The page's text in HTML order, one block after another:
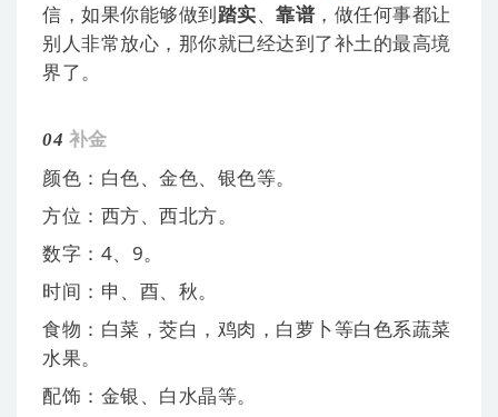
信，如果你能够做到踏实、 靠谱，做任何事都让
别人非常放心，那你就已经达到了补土的最高境
界了。
04 补金
颜色：白色、金色、银色等。
方位：西方、西北方。
数字：4、9。
时间：申、酉、秋。
食物：白菜，茭白，鸡肉，白萝卜等白色系蔬菜
水果。
配饰：金银、白水晶等。